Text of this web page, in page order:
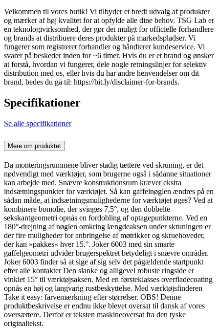
Velkommen til vores butik! Vi tilbyder et bredt udvalg af produkter
og mærker af høj kvalitet for at opfylde alle dine behov. TSG Lab er
en teknologivirksomhed, der gør det muligt for officielle forhandlere
og brands at distribuere deres produkter på markedspladser. Vi
fungerer som registreret forhandler og håndterer kundeservice. Vi
svarer på beskeder inden for ~6 timer. Hvis du er et brand og ønsker
at forstå, hvordan vi fungerer, dele nogle retningslinjer for selektiv
distribution med os, eller hvis du har andre henvendelser om dit
brand, bedes du gå til: https://bit.ly/disclaimer-for-brands.
Specifikationer
Se alle specifikationer
Mere om produktet
Da monteringsrummene bliver stadig tættere ved skruning, er det
nødvendigt med værktøjer, som brugerne også i sådanne situationer
kan arbejde med. Snævre konstruktionsrum kræver ekstra
indsætningspunkter for værktøjet. Så kan gaffelnøglen ændres på en
sådan måde, at indsætningsmulighederne for værktøjet øges? Ved at
kombinere bomolie, der svinges 7,5°, og den dobbelte
sekskantgeometri opnås en fordobling af optagepunkterne. Ved en
180°-drejning af nøglen omkring længdeaksen under skruningen er
der fire muligheder for anbringelse af møtrikker og skruehoveder,
der kan »pakkes« hver 15.°. Joker 6003 med sin smarte
gaffelgeometri udvider brugerspektret betydeligt i snævre områder.
Joker 6003 finder så at sige af sig selv det pågældende startpunkt
efter alle kontakter Den slanke og alligevel robuste ringside er
vinklet 15° til værktøjsaksen. Med en førsteklasses overfladecoating
opnås en høj og langvarig rustbeskyttelse. Med værktøjsfinderen
Take it easy: farvemærkning efter størrelser. OBS! Denne
produktbeskrivelse er endnu ikke blevet oversat til dansk af vores
oversættere. Derfor er teksten maskineoversat fra den tyske
originaltekst.